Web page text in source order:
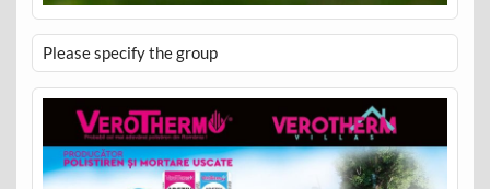
Please specify the group